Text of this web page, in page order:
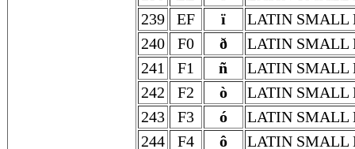
239
EF ï
LATIN SMALL
240
F0 ð
LATIN SMALL
241
F1 ñ
LATIN SMALL
242
F2 ò
LATIN SMALL
243
F3 ó
LATIN SMALL
244
F4 ô
LATIN SMALL